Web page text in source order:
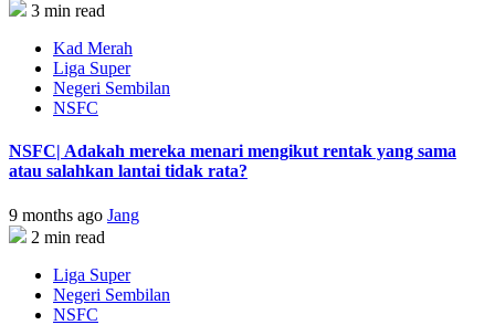
3 min read
Kad Merah
Liga Super
Negeri Sembilan
NSFC
NSFC| Adakah mereka menari mengikut rentak yang sama
atau salahkan lantai tidak rata?
9 months ago Jang
2 min read
Liga Super
Negeri Sembilan
NSFC